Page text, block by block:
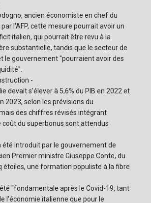
ancien économiste en chef du
l'AFP, cette mesure pourrait avoir un
italien, qui pourrait être revu à la
substantielle, tandis que le secteur de
le gouvernement "pourraient avoir des
-
devait s'élever à 5,6% du PIB en 2022 et
2023, selon les prévisions du
des chiffres révisés intégrant
du superbonus sont attendus
été introduit par le gouvernement de
Premier ministre Giuseppe Conte, du
étoiles, une formation populiste à la fibre
"fondamentale après le Covid-19, tant
l'économie italienne que pour le